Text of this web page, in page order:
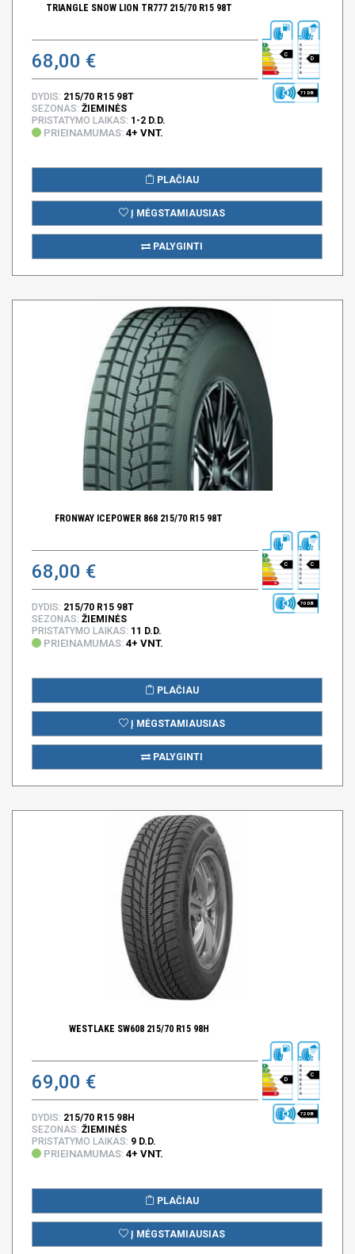
TRIANGLE SNOW LION TR777 215/70 R15 98T
68,00 € C
D
71 DB
DYDIS: 215/70 R15 98T
SEZONAS: ŽIEMINĖS
PRISTATYMO LAIKAS: 1-2 D.D.
PRIEINAMUMAS: 4+ VNT.
PLAČIAU
Į MĖGSTAMIAUSIAS
PALYGINTI
FRONWAY ICEPOWER 868 215/70 R15 98T
68,00 € C C
70 DB
DYDIS: 215/70 R15 98T
SEZONAS: ŽIEMINĖS
PRISTATYMO LAIKAS: 11 D.D.
PRIEINAMUMAS: 4+ VNT.
PLAČIAU
Į MĖGSTAMIAUSIAS
PALYGINTI
WESTLAKE SW608 215/70 R15 98H
69,00 € D
C
72 DB
DYDIS: 215/70 R15 98H
SEZONAS: ŽIEMINĖS
PRISTATYMO LAIKAS: 9 D.D.
PRIEINAMUMAS: 4+ VNT.
PLAČIAU
Į MĖGSTAMIAUSIAS